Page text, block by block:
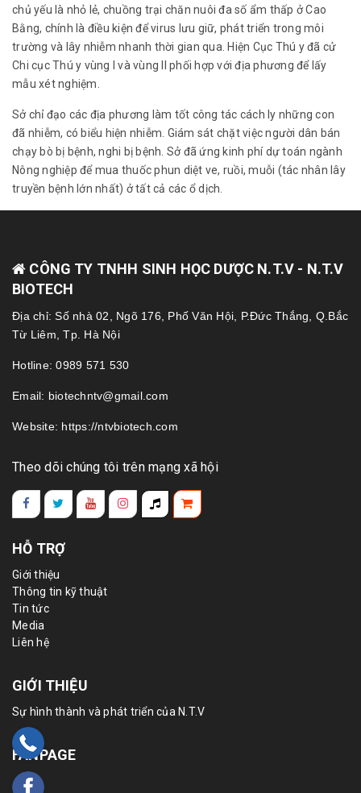
chủ yếu là nhỏ lẻ, chuồng trại chăn nuôi đa số ẩm thấp ở Cao
Bằng, chính là điều kiện để virus lưu giữ, phát triển trong môi
trường và lây nhiễm nhanh thời gian qua. Hiện Cục Thú y đã cử
Chi cục Thú y vùng I và vùng II phối hợp với địa phương để lấy
mẫu xét nghiệm.
Sở chỉ đạo các địa phương làm tốt công tác cách ly những con
đã nhiễm, có biểu hiện nhiễm. Giám sát chặt việc người dân bán
chạy bò bị bệnh, nghi bị bệnh. Sở đã ứng kinh phí dự toán ngành
Nông nghiệp để mua thuốc phun diệt ve, ruồi, muỗi (tác nhân lây
truyền bệnh lớn nhất) ở tất cả các ổ dịch.
CÔNG TY TNHH SINH HỌC DƯỢC N.T.V - N.T.V
BIOTECH
Địa chỉ: Số nhà 02, Ngõ 176, Phố Văn Hội, P.Đức Thắng, Q.Bắc
Từ Liêm, Tp. Hà Nội
Hotline: 0989 571 530
Email: biotechntv@gmail.com
Website: https://ntvbiotech.com
Theo dõi chúng tôi trên mạng xã hội
HỖ TRỢ
Giới thiệu
Thông tin kỹ thuật
Tin tức
Media
Liên hệ
GIỚI THIỆU
Sự hình thành và phát triển của N.T.V
FANPAGE